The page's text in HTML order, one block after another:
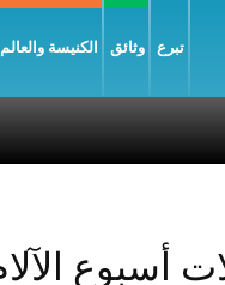
الكنيسة والعالم وثائق تبرع